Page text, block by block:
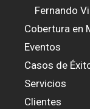
Fernando
Cobertura en
Eventos
Casos de
Servicios
Clientes